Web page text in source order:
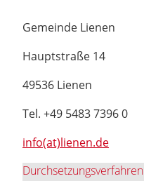
Gemeinde Lienen
Hauptstraße 14
49536 Lienen
Tel. +49 5483 7396 0
info(at)lienen.de
Durchsetzungsverfahren